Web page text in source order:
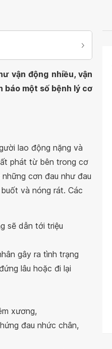
vận động nhiều, vận
báo một số bệnh lý cơ
lao động nặng và
phát từ bên trong cơ
cơn đau như đau
và nóng rát. Các
sẽ dẫn tới triệu
gây ra tình trạng
lâu hoặc đi lại
xương,
đau nhức chân,